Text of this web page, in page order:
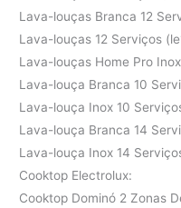
Lava-louças Branca 12
Lava-louças 12 Serviços
Lava-louças Home Pro
Lava-louça Branca 10
Lava-louça Inox 10
Lava-louça Branca 14
Lava-louça Inox 14
Cooktop Electrolux:
Cooktop Dominó 2 Zonas